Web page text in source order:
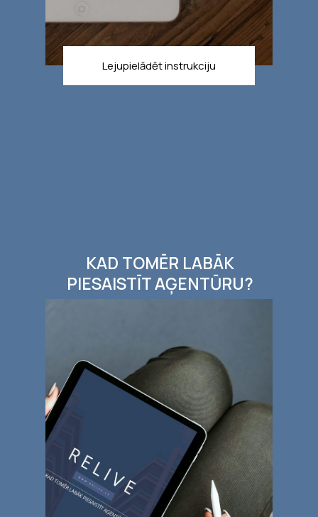
Lejupielādēt instrukciju
KAD TOMĒR LABĀK
PIESAISTĪT AĢENTŪRU?